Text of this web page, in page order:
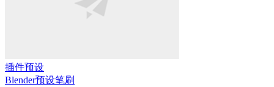
插件预设
Blender预设笔刷